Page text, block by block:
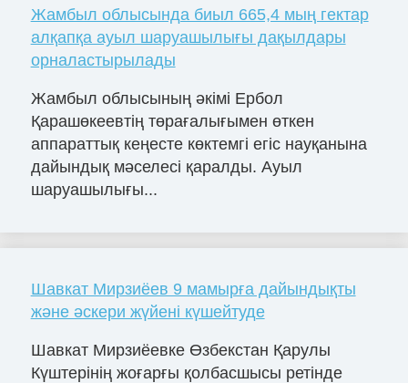
Жамбыл облысында биыл 665,4 мың гектар
алқапқа ауыл шаруашылығы дақылдары
орналастырылады
Жамбыл облысының әкімі Ербол
Қарашөкеевтің төрағалығымен өткен
аппараттық кеңесте көктемгі егіс науқанына
дайындық мәселесі қаралды. Ауыл
шаруашылығы...
Шавкат Мирзиёев 9 мамырға дайындықты
және әскери жүйені күшейтуде
Шавкат Мирзиёевке Өзбекстан Қарулы
Күштерінің жоғарғы қолбасшысы ретінде